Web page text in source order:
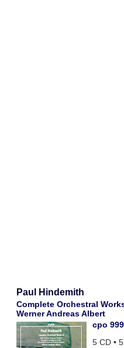
Paul Hindemith
Complete Orchestral
Werner Andreas Albert
cpo
5 CD •